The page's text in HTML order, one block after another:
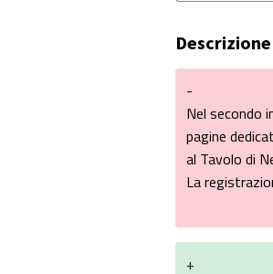
-
Nel secondo
pagine
al Tavolo di
La
+